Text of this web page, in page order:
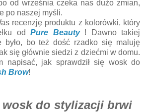
od września czeka nas dużo zmian,
po naszej myśli.
recenzję produktu z kolorówki, który
od Pure Beauty! Dawno takiej
było, bo też dość rzadko się maluję
się głównie siedzi z dziećmi w domu.
napisać, jak sprawdził się wosk do
Brow!
do stylizacji brwi